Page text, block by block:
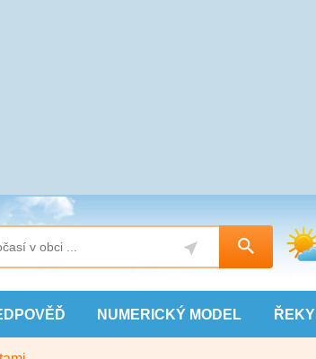
NUMERICKÝ MODEL ŘEKY